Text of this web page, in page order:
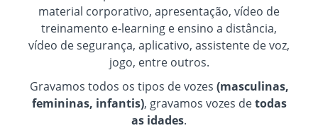
material corporativo, apresentação, vídeo de
treinamento e-learning e ensino a distância,
vídeo de segurança, aplicativo, assistente de voz,
jogo, entre outros.
Gravamos todos os tipos de vozes (masculinas,
femininas, infantis), gravamos vozes detodas
as idades.